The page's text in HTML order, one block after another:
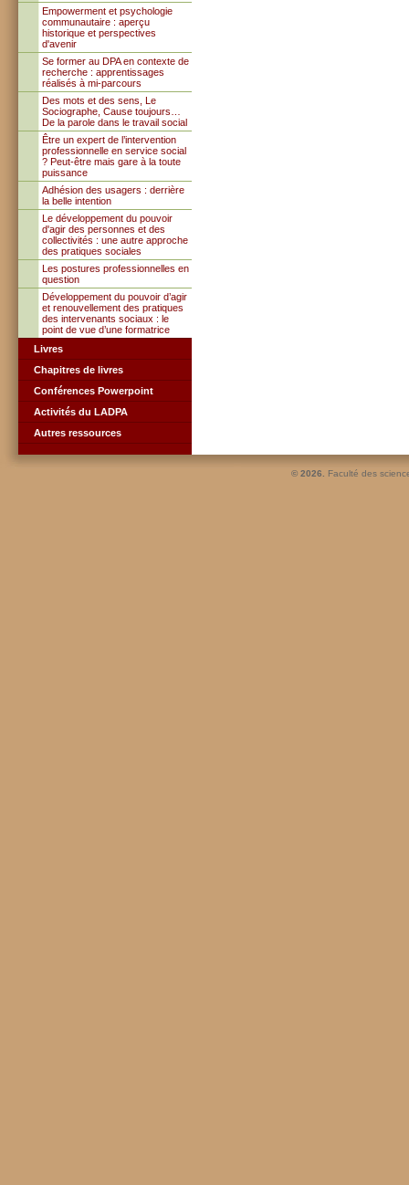
Empowerment et psychologie
communautaire : aperçu
historique et perspectives
d'avenir
Se former au DPA en contexte de
recherche : apprentissages
réalisés à mi-parcours
Des mots et des sens, Le
Sociographe, Cause toujours…
De la parole dans le travail social
Être un expert de l’intervention
professionnelle en service social
? Peut-être mais gare à la toute
puissance
Adhésion des usagers : derrière
la belle intention
Le développement du pouvoir
d'agir des personnes et des
collectivités : une autre approche
des pratiques sociales
Les postures professionnelles en
question
Développement du pouvoir d’agir
et renouvellement des pratiques
des intervenants sociaux : le
point de vue d’une formatrice
Livres
Chapitres de livres
Conférences Powerpoint
Activités du LADPA
Autres ressources
© 2026. Faculté des